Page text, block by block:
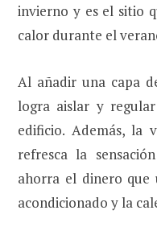
invierno y es el sitio
calor durante el
Al añadir una capa
logra aislar y
edificio. Además, la
refresca la
ahorra el dinero que
acondicionado y la